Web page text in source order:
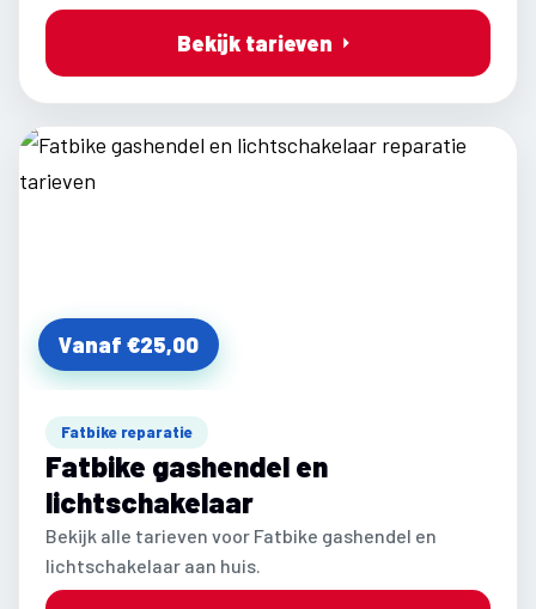
Bekijk tarieven
Vanaf €25,00
Fatbike reparatie
Fatbike gashendel en
lichtschakelaar
Bekijk alle tarieven voor Fatbike gashendel en
lichtschakelaar aan huis.